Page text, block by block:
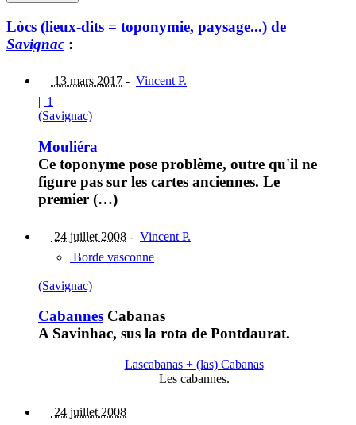
Lòcs (lieux-dits = toponymie, paysage...) de
Savignac :
13 mars 2017 - Vincent P.
| 1
(Savignac)
Mouliéra
Ce toponyme pose problème, outre qu'il ne
figure pas sur les cartes anciennes. Le
premier (…)
24 juillet 2008 - Vincent P.
Borde vasconne
(Savignac)
Cabannes Cabanas
A Savinhac, sus la rota de Pontdaurat.
Lascabanas + (las) Cabanas
Les cabannes.
24 juillet 2008